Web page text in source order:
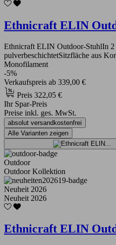
Ethnicraft ELIN
Ethnicraft ELIN Outdoor-StuhlIn
pulverbeschichtetSitzfläche aus
Monofilament
-5%
Verkaufspreis ab 339,00 €
Preis 322,05 €
Ihr Spar-Preis
Preise inkl. ges. MwSt.
absolut versandkostenfrei
Alle Varianten zeigen
Outdoor
Outdoor Kollektion
Neuheit 2026
Neuheit 2026
Ethnicraft ELIN